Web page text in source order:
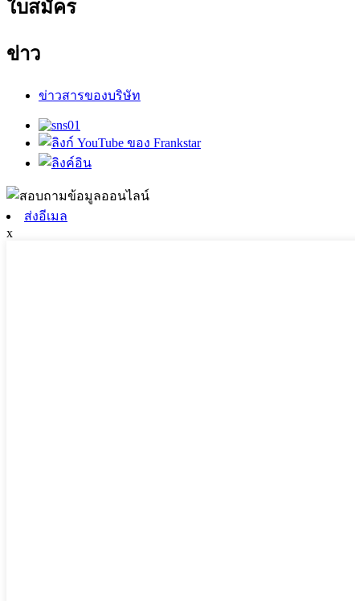
ใบสมัคร
ข่าว
ข่าวสารของบริษัท
ส่งอีเมล
x